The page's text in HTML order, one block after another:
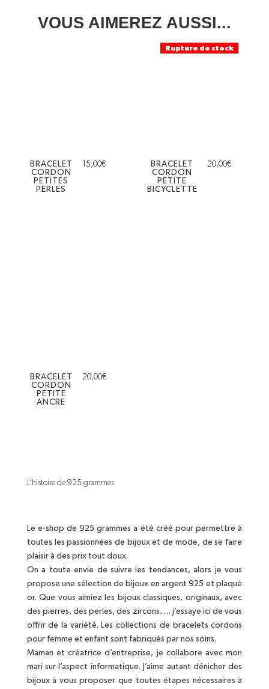
VOUS AIMEREZ AUSSI...
BRACELET
CORDON
PETITES
PERLES
15,00€
Rupture de stock
BRACELET
CORDON
PETITE
BICYCLETTE
20,00€
BRACELET
CORDON
PETITE
ANCRE
20,00€
L’histoire de 925 grammes
Le e-shop de 925 grammes a été créé pour permettre à
toutes les passionnées de bijoux et de mode, de se faire
plaisir à des prix tout doux.
On a toute envie de suivre les tendances, alors je vous
propose une sélection de bijoux en argent 925 et plaqué
or. Que vous aimiez les bijoux classiques, originaux, avec
des pierres, des perles, des zircons…. j’essaye ici de vous
offrir de la variété. Les collections de bracelets cordons
pour femme et enfant sont fabriqués par nos soins.
Maman et créatrice d’entreprise, je collabore avec mon
mari sur l’aspect informatique. J’aime autant dénicher des
bijoux à vous proposer que toutes étapes nécessaires à